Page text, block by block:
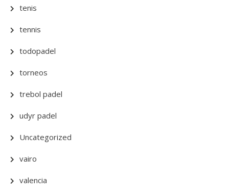
tenis
tennis
todopadel
torneos
trebol padel
udyr padel
Uncategorized
vairo
valencia